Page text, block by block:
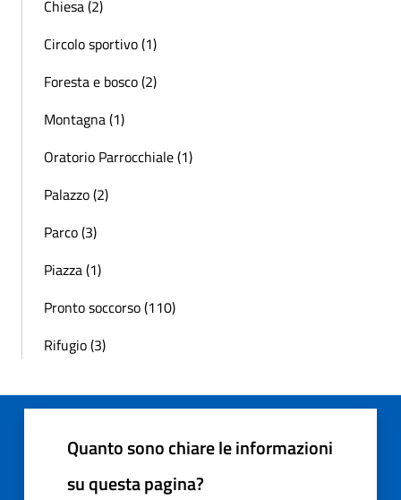
Chiesa (2)
Circolo sportivo (1)
Foresta e bosco (2)
Montagna (1)
Oratorio Parrocchiale (1)
Palazzo (2)
Parco (3)
Piazza (1)
Pronto soccorso (110)
Rifugio (3)
Quanto sono chiare le informazioni
su questa pagina?